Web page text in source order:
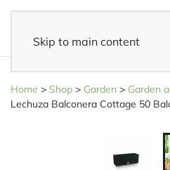
Skip to main content
Home > Shop > Garden > Garden
Lechuza Balconera Cottage 50